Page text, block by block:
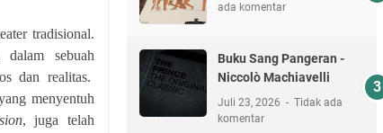
tradisional.
dalam sebuah
dan realitas.
menyentuh
, juga telah
ada komentar
Buku Sang Pangeran -
Niccolò Machiavelli
Juli 23, 2026
Tidak ada
komentar